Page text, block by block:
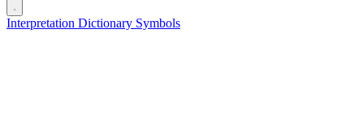
Interpretation Dictionary Symbols